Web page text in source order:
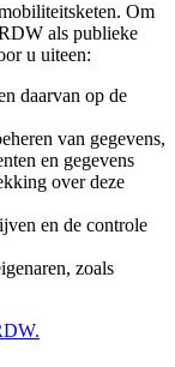
Om
als publieke
u uiteen:
daarvan op de
van gegevens,
en gegevens
over deze
en de controle
zoals